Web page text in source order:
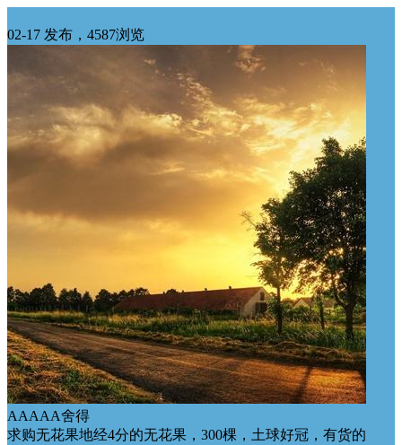
02-17 发布，4587浏览
AAAAA舍得
求购无花果地经4分的无花果，300棵，土球好冠，有货的